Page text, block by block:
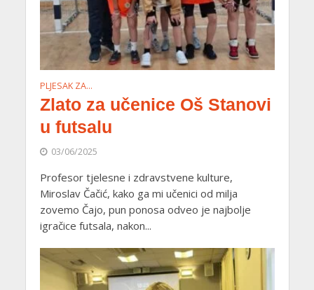
PLJESAK ZA…
Zlato za učenice Oš Stanovi
u futsalu
03/06/2025
Profesor tjelesne i zdravstvene kulture,
Miroslav Čačić, kako ga mi učenici od milja
zovemo Čajo, pun ponosa odveo je najbolje
igračice futsala, nakon...